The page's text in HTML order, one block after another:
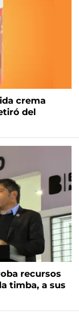
crema
del
recursos
timba, a sus